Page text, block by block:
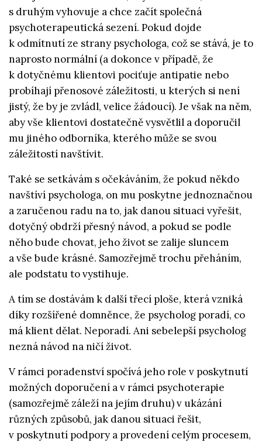
s druhým vyhovuje a chce začít společná
psychoterapeutická sezení. Pokud dojde
k odmítnutí ze strany psychologa, což se stává, je to
naprosto normální (a dokonce v případě, že
k dotyčnému klientovi pociťuje antipatie nebo
probíhají přenosové záležitosti, u kterých si není
jistý, že by je zvládl, velice žádoucí). Je však na něm,
aby vše klientovi dostatečně vysvětlil a doporučil
mu jiného odborníka, kterého může se svou
záležitostí navštívit.
Také se setkávám s očekáváním, že pokud někdo
navštíví psychologa, on mu poskytne jednoznačnou
a zaručenou radu na to, jak danou situaci vyřešit,
dotyčný obdrží přesný návod, a pokud se podle
něho bude chovat, jeho život se zalije sluncem
a vše bude krásné. Samozřejmě trochu přeháním,
ale podstatu to vystihuje.
A tím se dostávám k další třecí ploše, která vzniká
díky rozšířené domněnce, že psycholog poradí, co
má klient dělat. Neporadí. Ani sebelepší psycholog
nezná návod na ničí život.
V rámci poradenství spočívá jeho role v poskytnutí
možných doporučení a v rámci psychoterapie
(samozřejmě záleží na jejím druhu) v ukázání
různých způsobů, jak danou situaci řešit,
v poskytnutí podpory a provedení celým procesem,